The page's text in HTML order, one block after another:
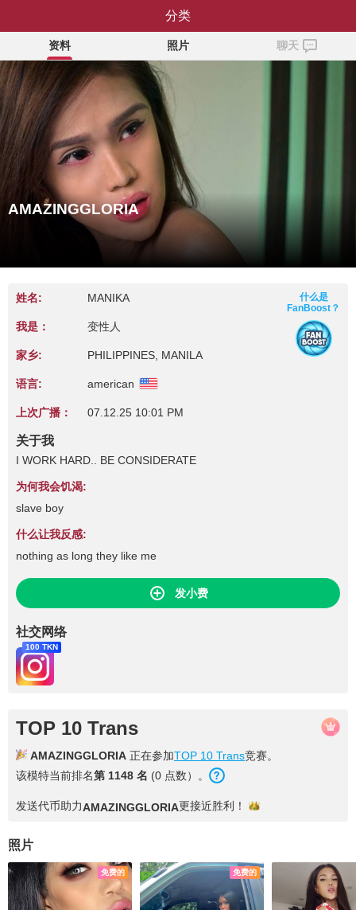
AMAZINGGLORIA
资料 照片 聊天
AMAZINGGLORIA
姓名: MANIKA
我是： 变性人
家乡: PHILIPPINES, MANILA
语言: american
上次广播： 07.12.25 10:01 PM
什么是
FanBoost？
关于我
I WORK HARD.. BE CONSIDERATE
为何我会饥渴:
slave boy
什么让我反感:
nothing as long they like me
发小费
社交网络
100 TKN
TOP 10 Trans
AMAZINGGLORIA 正在参加TOP 10 Trans竞赛。
该模特当前排名第 1148 名 (0 点数）。
发送代币助力AMAZINGGLORIA更接近胜利！
照片
免费的 免费的
分类